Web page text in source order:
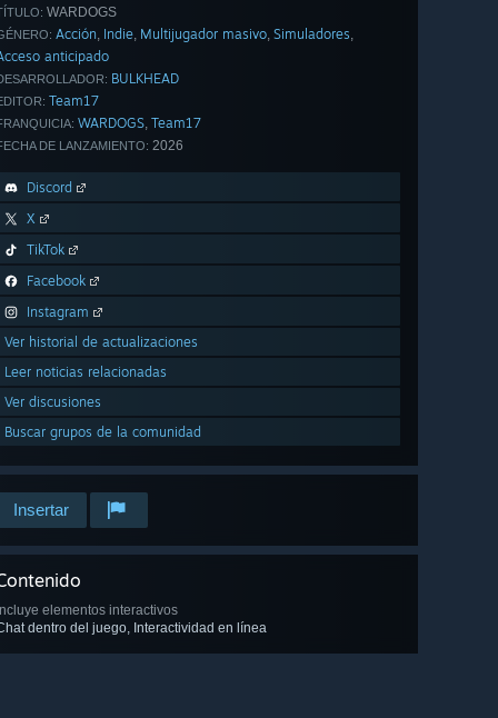
WARDOGS
Acción, Indie, Multijugador masivo, Simuladores,
anticipado
BULKHEAD
Team17
WARDOGS, Team17
DE LANZAMIENTO: 2026
Discord
X
TikTok
Facebook
Instagram
Ver historial de actualizaciones
Leer noticias relacionadas
Ver discusiones
Buscar grupos de la comunidad
Insertar
Incluye elementos interactivos
dentro del juego, Interactividad en línea